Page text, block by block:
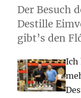
Der Besuch
Destille
gibt’s den
Ich